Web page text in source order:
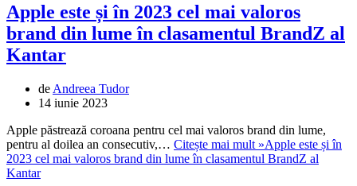
Apple este și în 2023 cel mai valoros
brand din lume în clasamentul BrandZ al
Kantar
de Andreea Tudor
14 iunie 2023
Apple păstrează coroana pentru cel mai valoros brand din lume,
pentru al doilea an consecutiv,… Citește mai mult »Apple este și în
2023 cel mai valoros brand din lume în clasamentul BrandZ al
Kantar